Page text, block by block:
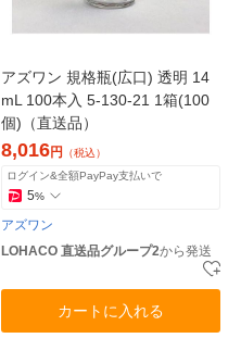
アズワン 規格瓶(広口) 透明 14
mL 100本入 5-130-21 1箱(100
個)（直送品）
8,016円
（税込）
ログイン&全額PayPay支払いで
5%
アズワン
LOHACO 直送品グループ2から発送
カートに入れる